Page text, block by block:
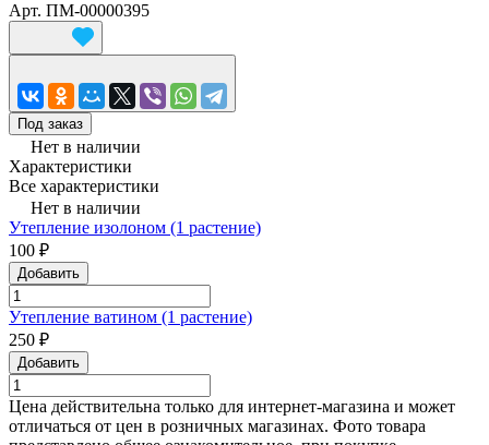
Арт. ПМ-00000395
Под заказ
Нет в наличии
Характеристики
Все характеристики
Нет в наличии
Утепление изолоном (1 растение)
100 ₽
Добавить
Утепление ватином (1 растение)
250 ₽
Добавить
Цена действительна только для интернет-магазина и может
отличаться от цен в розничных магазинах. Фото товара